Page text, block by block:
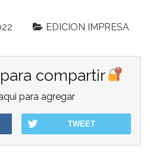
EDICION IMPRESA
compartir
para agregar
TWEET